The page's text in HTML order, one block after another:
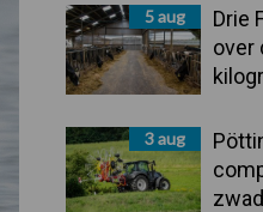
5 aug
Drie
over
3 aug